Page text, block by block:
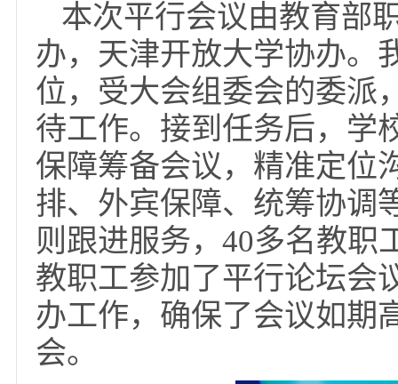
本次平行会议由教育
办，天津开放大学协
位，受大会组委会的
待工作。接到任务后